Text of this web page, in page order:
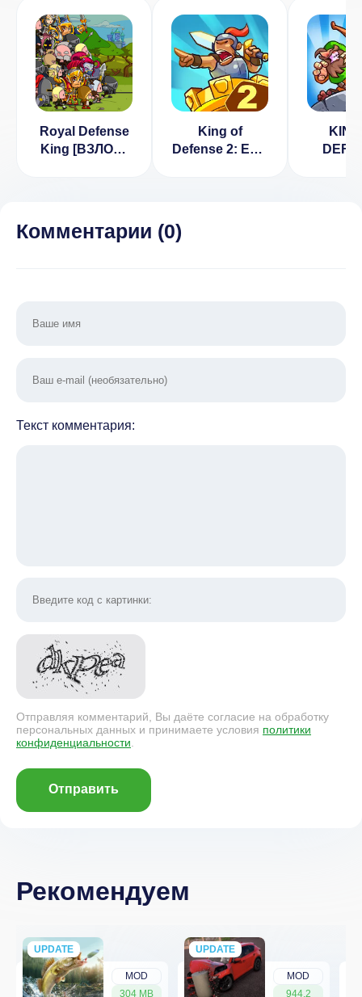
Royal Defense
King [ВЗЛОМ]
King of
Defense 2: Epic
Комментарии (0)
Текст комментария:
Отправляя комментарий, Вы даёте согласие на обработку
персональных данных и принимаете условия политики
конфиденциальности.
Отправить
Рекомендуем
MOD
304 MB
UPDATE
NEW
MOD
944.2
UPDATE
NEW